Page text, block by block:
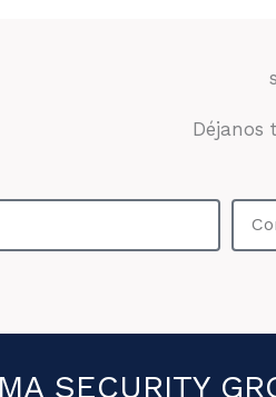
Déjanos
SECURITY